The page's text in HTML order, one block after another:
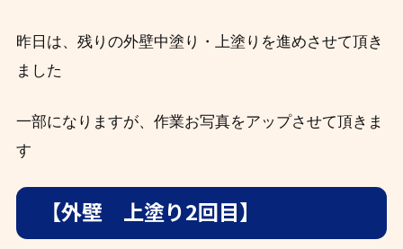
昨日は、残りの外壁中塗り・上塗りを進めさせて頂き
ました
一部になりますが、作業お写真をアップさせて頂きま
す
【外壁 上塗り2回目】